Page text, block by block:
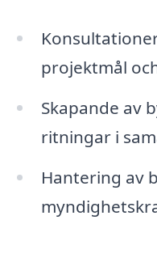
projektmål
Skapande av
ritningar i
Hantering av